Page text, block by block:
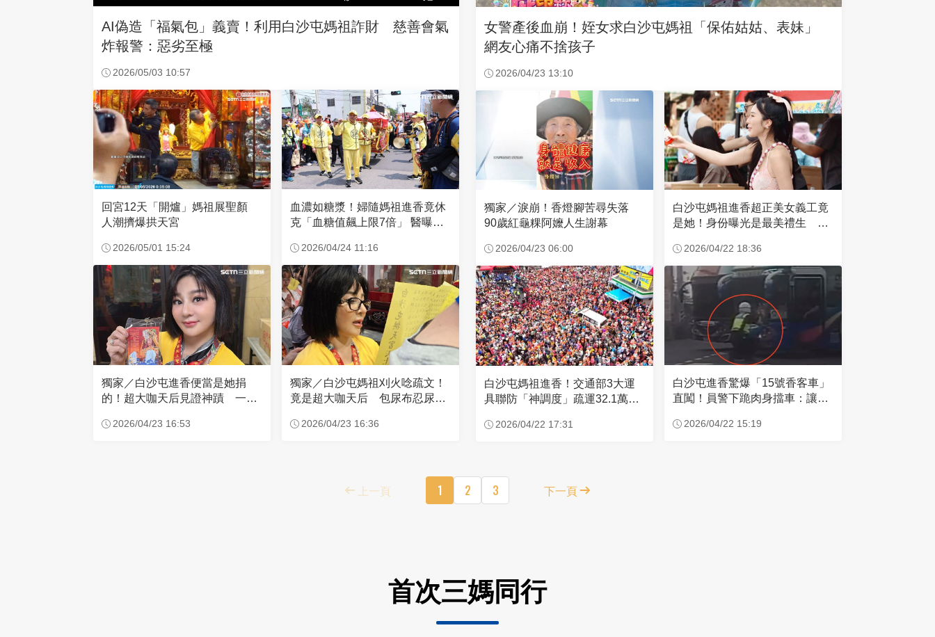
AI偽造「福氣包」義賣！利用白沙屯媽祖詐財 慈善會氣
炸報警：惡劣至極
2026/05/03 10:57
回宮12天「開爐」媽祖展聖顏
人潮擠爆拱天宮
2026/05/01 15:24
血濃如糖漿！婦隨媽祖進香竟休
克「血糖值飆上限7倍」 醫曝原
2026/04/24 11:16
獨家／白沙屯進香便當是她捐
的！超大咖天后見證神蹟 一靠
2026/04/23 16:53
獨家／白沙屯媽祖刈火唸疏文！
竟是超大咖天后 包尿布忍尿5
2026/04/23 16:36
女警產後血崩！姪女求白沙屯媽祖「保佑姑姑、表妹」
網友心痛不捨孩子
2026/04/23 13:10
獨家／淚崩！香燈腳苦尋失落
90歲紅龜粿阿嬤人生謝幕
2026/04/23 06:00
白沙屯媽祖進香超正美女義工竟
是她！身份曝光是最美禮生 一
2026/04/22 18:36
白沙屯媽祖進香！交通部3大運
具聯防「神調度」疏運32.1萬創
2026/04/22 17:31
白沙屯進香驚爆「15號香客車」
直闖！員警下跪肉身擋車：讓行
2026/04/22 15:19
上一頁 1 2 3 下一頁
首次三媽同行